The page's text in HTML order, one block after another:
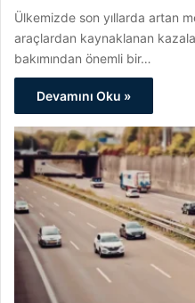
Ülkemizde son yıllarda artan
araçlardan kaynaklanan
bakımından önemli bir…
Devamını Oku »